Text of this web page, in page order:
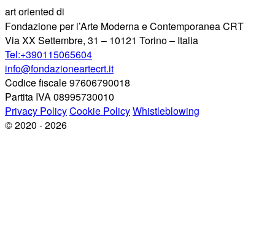
art oriented di
Fondazione per l’Arte Moderna e Contemporanea CRT
Via XX Settembre, 31 – 10121 Torino – Italia
Tel:+390115065604
info@fondazioneartecrt.it
Codice fiscale 97606790018
Partita IVA 08995730010
Privacy PolicyCookie PolicyWhistleblowing
© 2020 - 2026